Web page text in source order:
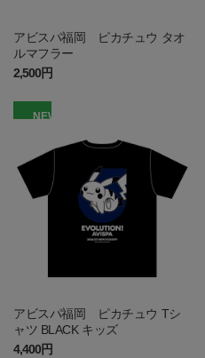
アビスパ福岡 ピカチュウ タオ
ルマフラー
2,500円
NEW
アビスパ福岡 ピカチュウ Tシ
ャツ BLACK キッズ
4,400円